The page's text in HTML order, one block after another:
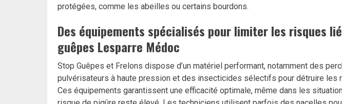
protégées, comme les abeilles ou certains bourdons.
Des équipements spécialisés pour limiter les risques
guêpes Lesparre Médoc
Stop Guêpes et Frelons dispose d’un matériel performant, notamment des
pulvérisateurs à haute pression et des insecticides sélectifs pour détruire les
Ces équipements garantissent une efficacité optimale, même dans les